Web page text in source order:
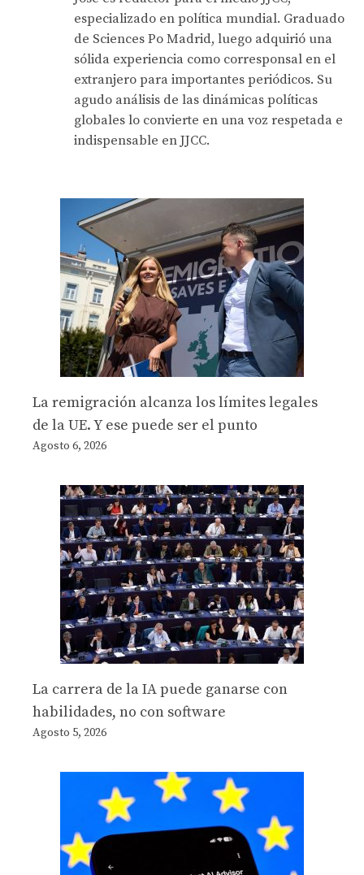
especializado en política mundial. Graduado
de Sciences Po Madrid, luego adquirió una
sólida experiencia como corresponsal en el
extranjero para importantes periódicos. Su
agudo análisis de las dinámicas políticas
globales lo convierte en una voz respetada e
indispensable en JJCC.
La remigración alcanza los límites legales
de la UE. Y ese puede ser el punto
Agosto 6, 2026
La carrera de la IA puede ganarse con
habilidades, no con software
Agosto 5, 2026